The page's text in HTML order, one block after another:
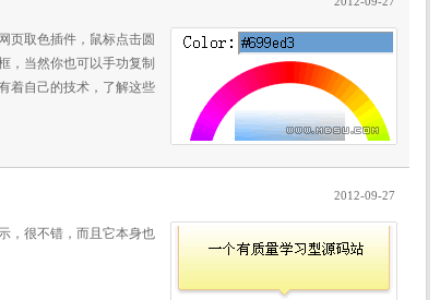
页取色插件，鼠标点击圆
，当然你也可以手功复制
着自己的技术，了解这些
2012-09-27
，很不错，而且它本身也